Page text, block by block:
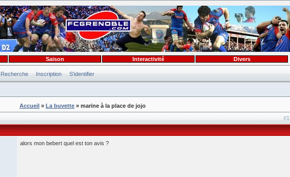
Recherche Inscription S'identifier
Saison Interactivité Divers
Accueil » La buvette » marine à la place de jojo
#1
alors mon bebert quel est ton avis ?